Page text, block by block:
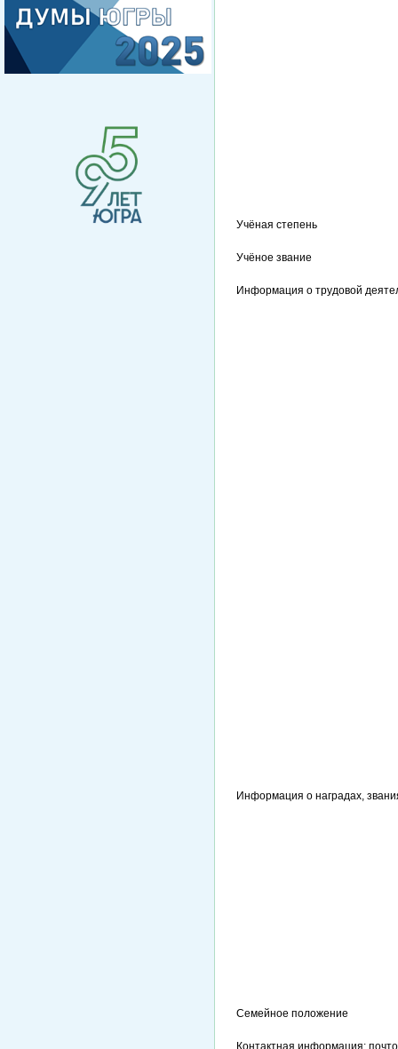
Учёная степень
Учёное звание
Информация о трудовой
Информация о наградах,
Семейное положение
Контактная информация: